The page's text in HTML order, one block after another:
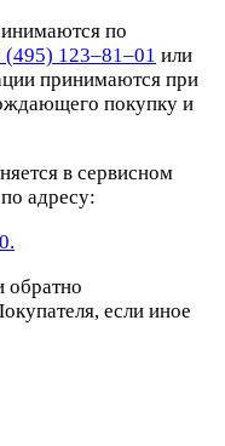
по
(495) 123–81–01 или
принимаются при
покупку и
в сервисном
адресу:
обратно
если иное